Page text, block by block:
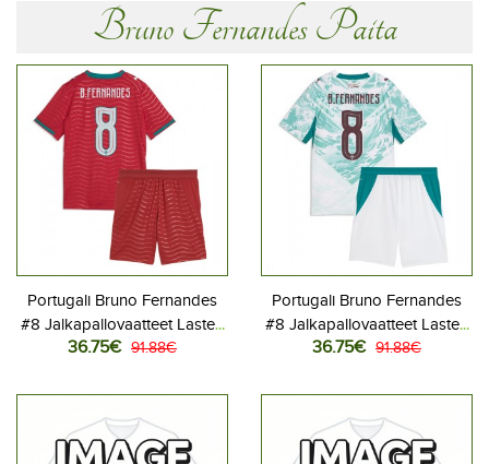
Bruno Fernandes Paita
Portugali Bruno Fernandes
#8 Jalkapallovaatteet Lasten
Kotipeliasu MM-kisat 2026
housut)
36.75€ 91.88€
Portugali Bruno Fernandes
#8 Jalkapallovaatteet Lasten
Vieraspeliasu MM-kisat 2026
housut)
36.75€ 91.88€